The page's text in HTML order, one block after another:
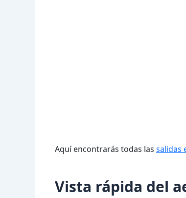
Aquí encontrarás todas las salidas
Vista rápida del